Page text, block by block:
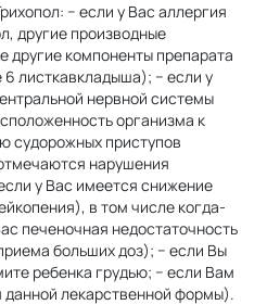
− если у Вас аллергия
другие производные
другие компоненты препарата
листкавкладыша); − если у
нервной системы
организма к
судорожных приступов
нарушения
у Вас имеется снижение
в том числе когда-
печеночная недостаточность
больших доз); − если Вы
ребенка грудью; − если Вам
данной лекарственной формы).